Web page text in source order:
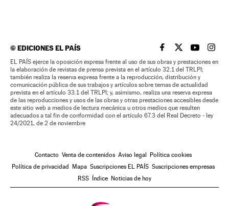
©EDICIONES EL PAÍS EL PAÍS BRASIL EN
EL PAÍSEL PAÍS
EL
EL PAÍS ejerce la oposición expresa frente al uso de sus obras y prestaciones en
la elaboración de revistas de prensa prevista en el artículo 32.1 del TRLPI;
también realiza la reserva expresa frente a la reproducción, distribución y
comunicación pública de sus trabajos y artículos sobre temas de actualidad
prevista en el artículo 33.1 del TRLPI; y, asimismo, realiza una reserva expresa
de las reproducciones y usos de las obras y otras prestaciones accesibles desde
este sitio web a medios de lectura mecánica u otros medios que resulten
adecuados a tal fin de conformidad con el artículo 67.3 del Real Decreto - ley
24/2021, de 2 de noviembre
Contacto Venta de contenidos Aviso legal Política cookies
Política de privacidad Mapa Suscripciones EL PAÍS Suscripciones empresas
RSS Índice Noticias de hoy